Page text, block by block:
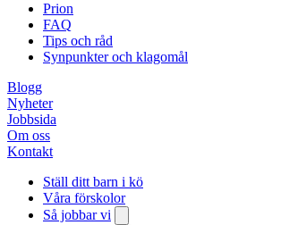
Prion
FAQ
Tips och råd
Synpunkter och klagomål
Blogg
Nyheter
Jobbsida
Om oss
Kontakt
Ställ ditt barn i kö
Våra förskolor
Så jobbar vi